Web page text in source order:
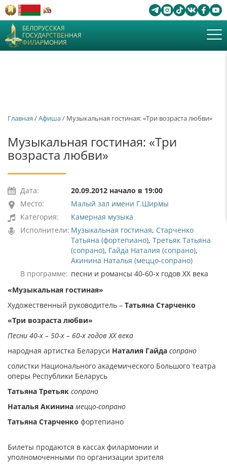
БЕЛОРУССКАЯ
ГОСУДАРСТВЕННАЯ
ФИЛАРМОНИЯ
Главная /Афиша/ Музыкальная гостиная: «Три возраста любви»
Музыкальная гостиная: «Три
возраста любви»
Дата:
20.09.2012 начало в 19:00
Место:
Малый зал имени Г.Ширмы
Категория:
Камерная музыка
Исполнители: Музыкальная гостиная, Старченко
Татьяна (фортепиано), Третьяк Татьяна
(сопрано), Гайда Наталия (сопрано),
Акинина Наталья (меццо-сопрано)
В программе: песни и романсы 40-60-х годов ХХ века
«Музыкальная гостиная»
Художественный руководитель – Татьяна Старченко
«Три возраста любви»
Песни 40-х – 50-х – 60-х годов ХХ века
народная артистка Беларуси Наталия Гайда сопрано
солистки Национального академического Большого театра
оперы Республики Беларусь
Татьяна Третьяк сопрано
Наталья Акинина меццо-сопрано
Татьяна Старченко фортепиано
Билеты продаются в кассах филармонии и
уполномоченными по организации зрителя